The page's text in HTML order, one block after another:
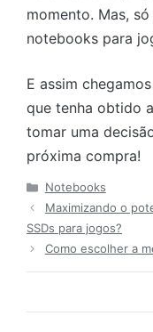
momento. Mas,
notebooks para
E assim
que tenha obtido
tomar uma
próxima compra!
Categorias
Notebooks
Maximizando o
SSDs para jogos?
Como escolher a